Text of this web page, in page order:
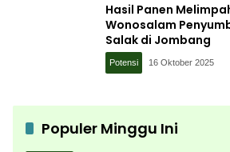
Hasil Panen
Wonosalam
Salak di Jombang
Potensi 16 Oktober 2025
Populer Minggu Ini